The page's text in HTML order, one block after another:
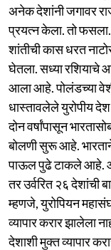
अनेक देशांनी जगावर
प्रयत्न केला. तो फसला.
शांतीची कास धरत
घेतला. सध्या रशियाचे
आला आहे. पोलंडच्या
धास्तावलेले युरोपीय
दोन वर्षांपासून
बोलणी सुरू आहे.
पाऊल पुढे टाकले आहे.
तर उर्वरित २६ देशांची
म्हणजे, युरोपियन
व्यापार करार झालेला
देशाशी मुक्त व्यापार